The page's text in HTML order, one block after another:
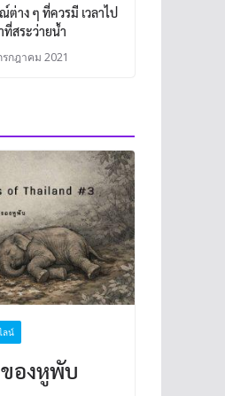
ต่าง ๆ ที่ควรมี เวลาไป
ที่สระว่ายน้ำ
รกฎาคม 2021
ลน์
องหูพับ